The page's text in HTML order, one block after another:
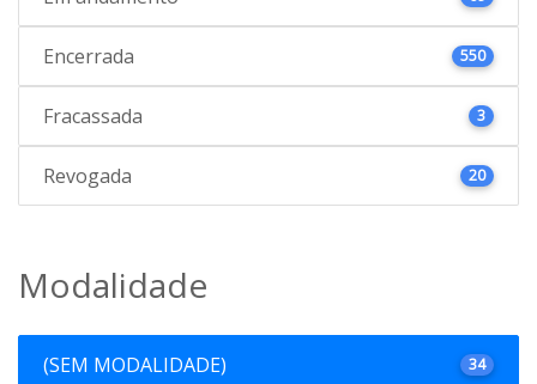
Encerrada 550
Fracassada 3
Revogada 20
Modalidade
(SEM MODALIDADE) 34